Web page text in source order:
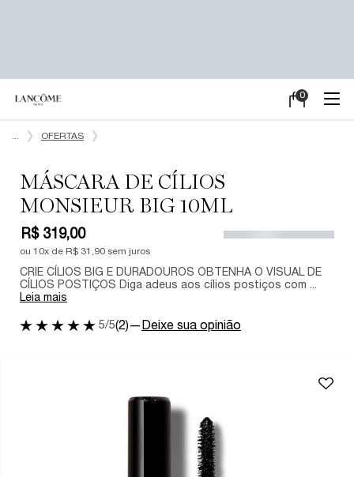
Meu
0
0 product in
OFERTAS
MÁSCARA DE CÍLIOS
MONSIEUR BIG 10ML
R$ 319,00
ou 10x de R$ 31,90 sem juros
CRIE CÍLIOS BIG E DURADOUROS OBTENHA O VISUAL DE
CÍLIOS POSTIÇOS Diga adeus aos cílios postiços com ...
Leia mais
5/5(2)— Deixe sua opinião